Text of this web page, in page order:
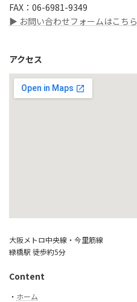
FAX：06-6981-9349
▶ お問い合わせフォームはこちら
アクセス
大阪メトロ中央線・今里筋線
緑橋駅 徒歩約5分
Content
・ ホーム